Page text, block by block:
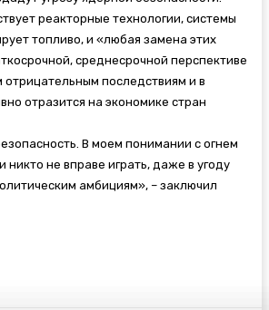
реакторные технологии, системы
топливо, и «любая замена этих
среднесрочной перспективе
отрицательным последствиям и в
отразится на экономике стран
В моем понимании с огнем
никто не вправе играть, даже в угоду
амбициям», – заключил